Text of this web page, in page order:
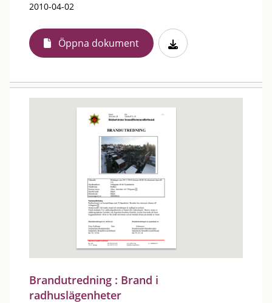
2010-04-02
Öppna dokument
Brandutredning : Brand i
radhuslägenheter